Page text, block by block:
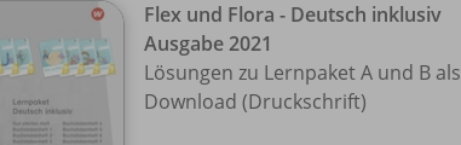
Flex und Flora - Deutsch inklusiv
Ausgabe 2021
Lösungen zu Lernpaket A und B als
Download (Druckschrift)